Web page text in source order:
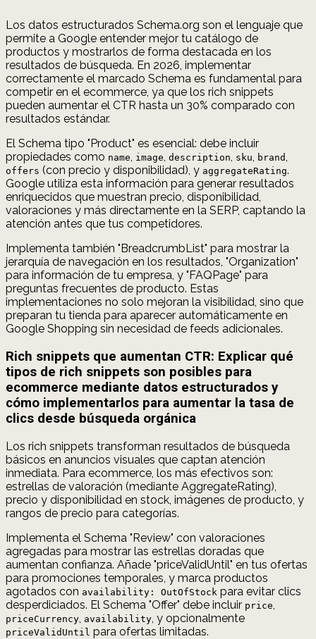
Los datos estructurados Schema.org son el lenguaje que
permite a Google entender mejor tu catálogo de
productos y mostrarlos de forma destacada en los
resultados de búsqueda. En 2026, implementar
correctamente el marcado Schema es fundamental para
competir en el ecommerce, ya que los rich snippets
pueden aumentar el CTR hasta un 30% comparado con
resultados estándar.
El Schema tipo "Product" es esencial: debe incluir
propiedades como name, image, description, sku, brand,
offers (con precio y disponibilidad), y aggregateRating.
Google utiliza esta información para generar resultados
enriquecidos que muestran precio, disponibilidad,
valoraciones y más directamente en la SERP, captando la
atención antes que tus competidores.
Implementa también "BreadcrumbList" para mostrar la
jerarquía de navegación en los resultados, "Organization"
para información de tu empresa, y "FAQPage" para
preguntas frecuentes de producto. Estas
implementaciones no solo mejoran la visibilidad, sino que
preparan tu tienda para aparecer automáticamente en
Google Shopping sin necesidad de feeds adicionales.
Rich snippets que aumentan CTR: Explicar qué
tipos de rich snippets son posibles para
ecommerce mediante datos estructurados y
cómo implementarlos para aumentar la tasa de
clics desde búsqueda orgánica
Los rich snippets transforman resultados de búsqueda
básicos en anuncios visuales que captan atención
inmediata. Para ecommerce, los más efectivos son:
estrellas de valoración (mediante AggregateRating),
precio y disponibilidad en stock, imágenes de producto, y
rangos de precio para categorías.
Implementa el Schema "Review" con valoraciones
agregadas para mostrar las estrellas doradas que
aumentan confianza. Añade "priceValidUntil" en tus ofertas
para promociones temporales, y marca productos
agotados con availability: OutOfStock para evitar clics
desperdiciados. El Schema "Offer" debe incluir price
priceCurrency availability , y opcionalmente
priceValidUntil para ofertas limitadas.